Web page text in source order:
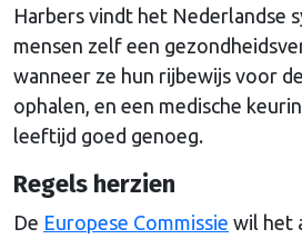
Harbers vindt het Nederlandse
mensen zelf een
wanneer ze hun rijbewijs voor
ophalen, en een medische
leeftijd goed genoeg.
Regels herzien
De Europese Commissie wil het